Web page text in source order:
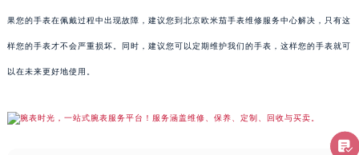
果您的手表在佩戴过程中出现故障，建议您到北京欧米茄手表维修服务中心解决，只有这
样您的手表才不会严重损坏。同时，建议您可以定期维护我们的手表，这样您的手表就可
以在未来更好地使用。